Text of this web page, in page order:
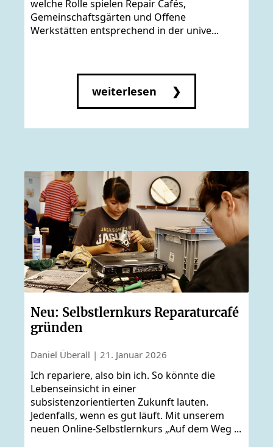
welche Rolle spielen Repair Cafés,
Gemeinschaftsgärten und Offene
Werkstätten entsprechend in der unive...
weiterlesen ❯
Neu: Selbstlernkurs Reparaturcafé
gründen
Daniel Überall | 21. Januar 2026
Ich repariere, also bin ich. So könnte die
Lebenseinsicht in einer
subsistenzorientierten Zukunft lauten.
Jedenfalls, wenn es gut läuft. Mit unserem
neuen Online-Selbstlernkurs „Auf dem Weg ...